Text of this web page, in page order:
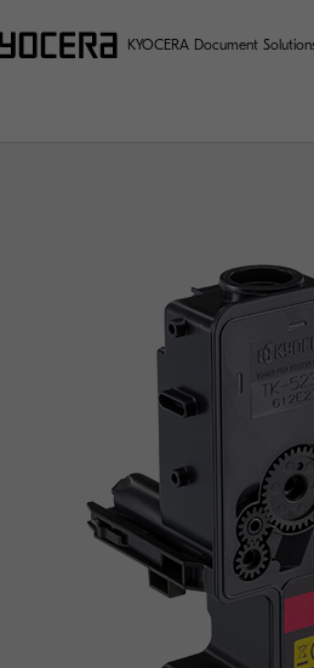
KYOCERA Document